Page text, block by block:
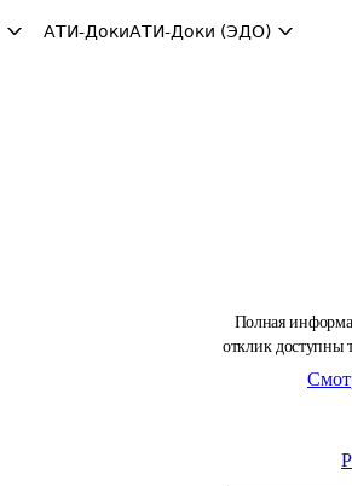
АТИ-ДокиАТИ-Доки (ЭДО)
Полная
отклик доступны